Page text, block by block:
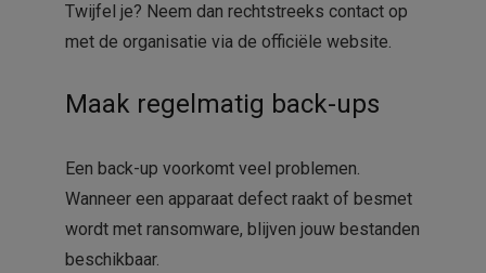
Twijfel je? Neem dan rechtstreeks contact op
met de organisatie via de officiële website.
Maak regelmatig back-ups
Een back-up voorkomt veel problemen.
Wanneer een apparaat defect raakt of besmet
wordt met ransomware, blijven jouw bestanden
beschikbaar.